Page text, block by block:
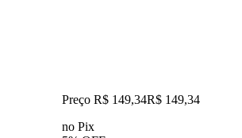
Preço R$ 149,34R$ 149,34
no Pix